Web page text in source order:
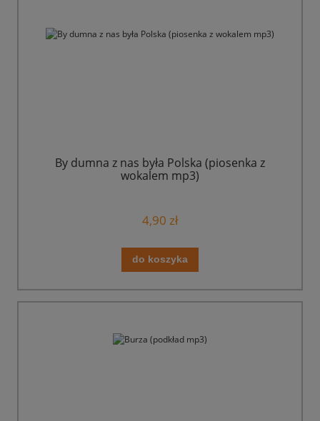
By dumna z nas była Polska (piosenka z
wokalem mp3)
4,90 zł
do koszyka